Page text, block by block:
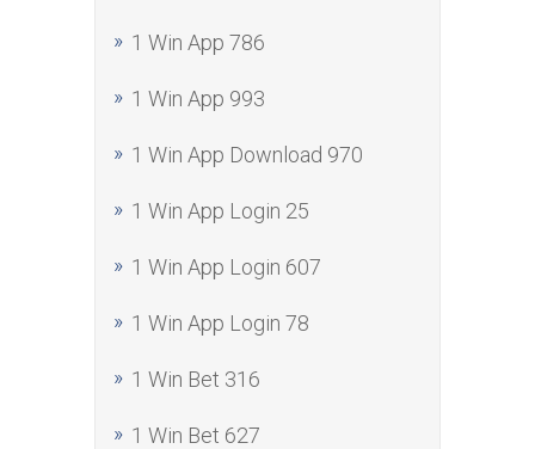
1 Win App 786
1 Win App 993
1 Win App Download 970
1 Win App Login 25
1 Win App Login 607
1 Win App Login 78
1 Win Bet 316
1 Win Bet 627